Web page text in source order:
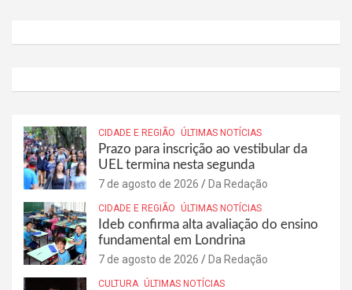
CIDADE E REGIÃO ÚLTIMAS NOTÍCIAS
Prazo para inscrição ao vestibular da
UEL termina nesta segunda
7 de agosto de 2026 Da Redação
CIDADE E REGIÃO ÚLTIMAS NOTÍCIAS
Ideb confirma alta avaliação do ensino
fundamental em Londrina
7 de agosto de 2026 Da Redação
CULTURA ÚLTIMAS NOTÍCIAS